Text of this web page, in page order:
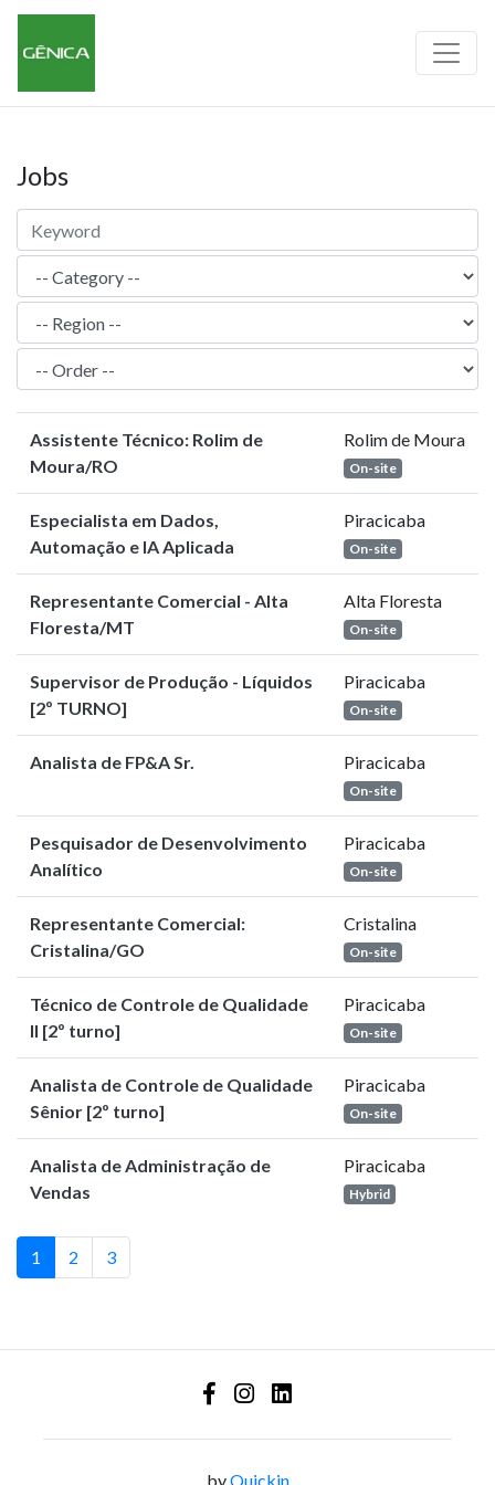
Jobs
Assistente Técnico: Rolim de
Moura/RO
Rolim de Moura
On-site
Especialista em Dados,
Automação e IA Aplicada
Piracicaba
On-site
Representante Comercial - Alta
Floresta/MT
Alta Floresta
On-site
Supervisor de Produção - Líquidos
[2º TURNO]
Piracicaba
On-site
Analista de FP&A Sr. Piracicaba
On-site
Pesquisador de Desenvolvimento
Analítico
Piracicaba
On-site
Representante Comercial:
Cristalina/GO
Cristalina
On-site
Técnico de Controle de Qualidade
II [2º turno]
Piracicaba
On-site
Analista de Controle de Qualidade
Sênior [2º turno]
Piracicaba
On-site
Analista de Administração de
Vendas
Piracicaba
Hybrid
1 2 3
byQuickin